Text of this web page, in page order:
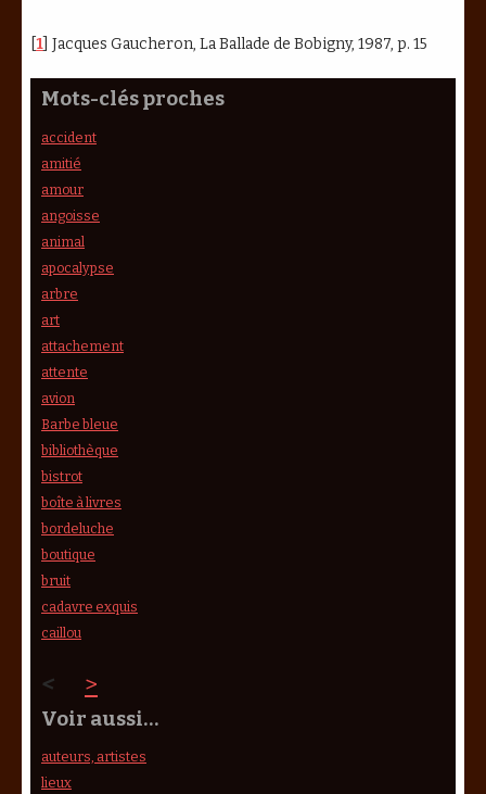
1 Jacques Gaucheron, La Ballade de Bobigny, 1987, p. 15
Mots-clés proches
accident
amitié
amour
angoisse
animal
apocalypse
arbre
art
attachement
attente
avion
Barbe bleue
bibliothèque
bistrot
boîte à livres
bordeluche
boutique
bruit
cadavre exquis
caillou
< >
Voir aussi…
auteurs, artistes
lieux